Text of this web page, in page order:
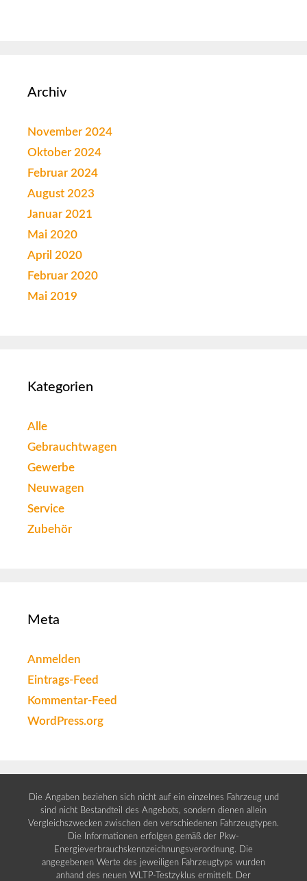
Archiv
November 2024
Oktober 2024
Februar 2024
August 2023
Januar 2021
Mai 2020
April 2020
Februar 2020
Mai 2019
Kategorien
Alle
Gebrauchtwagen
Gewerbe
Neuwagen
Service
Zubehör
Meta
Anmelden
Eintrags-Feed
Kommentar-Feed
WordPress.org
Die Angaben beziehen sich nicht auf ein einzelnes Fahrzeug und
sind nicht Bestandteil des Angebots, sondern dienen allein
Vergleichszwecken zwischen den verschiedenen Fahrzeugtypen.
Die Informationen erfolgen gemäß der Pkw-
Energieverbrauchskennzeichnungsverordnung. Die
angegebenen Werte des jeweiligen Fahrzeugtyps wurden
anhand des neuen WLTP-Testzyklus ermittelt. Der